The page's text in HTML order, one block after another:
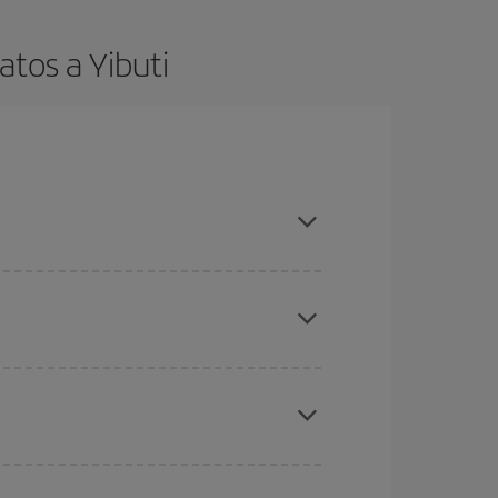
a Yibuti
el vuelo más barato.